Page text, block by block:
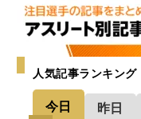
人気記事ランキング
今日 昨日